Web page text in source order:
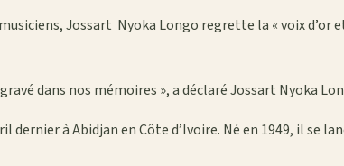
Jossart Nyoka Longo regrette la « voix d’or
dans nos mémoires », a déclaré Jossart Nyoka
dernier à Abidjan en Côte d’Ivoire. Né en 1949, il se